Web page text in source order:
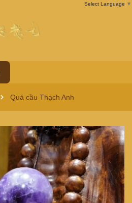
Select Language ▼
Quả cầu Thạch Anh